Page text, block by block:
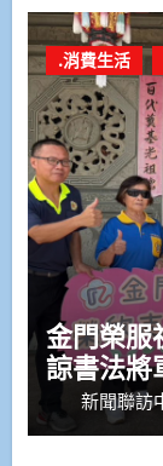
.消費生活
金門榮服
諒書法將
新聞聯訪